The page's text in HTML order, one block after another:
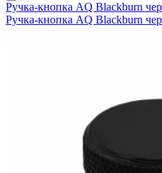
Ручка-кнопка AQ Blackburn
Ручка-кнопка AQ Blackburn